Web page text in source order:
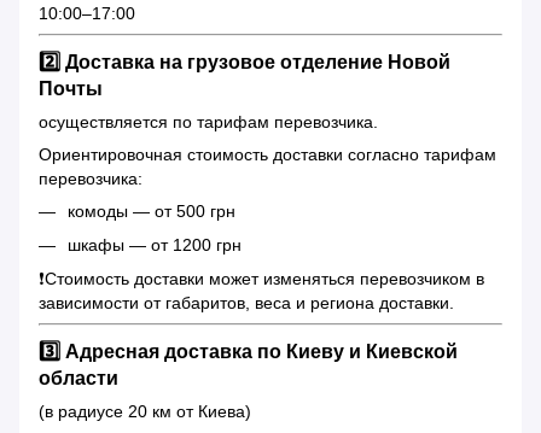
10:00–17:00
2️⃣ Доставка на грузовое отделение Новой
Почты
осуществляется по тарифам перевозчика.
Ориентировочная стоимость доставки согласно тарифам
перевозчика:
комоды — от 500 грн
шкафы — от 1200 грн
❗️Стоимость доставки может изменяться перевозчиком в
зависимости от габаритов, веса и региона доставки.
3️⃣ Адресная доставка по Киеву и Киевской
области
(в радиусе 20 км от Киева)